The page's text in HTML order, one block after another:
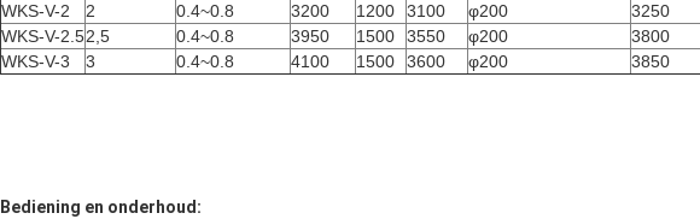
WKS-V-2
2 0.4~0.8 3200 1200 3100 φ200 3250
WKS-V-2.52,5 0.4~0.8 3950 1500 3550 φ200 3800
WKS-V-3
3 0.4~0.8 4100 1500 3600 φ200 3850
Bediening en onderhoud: